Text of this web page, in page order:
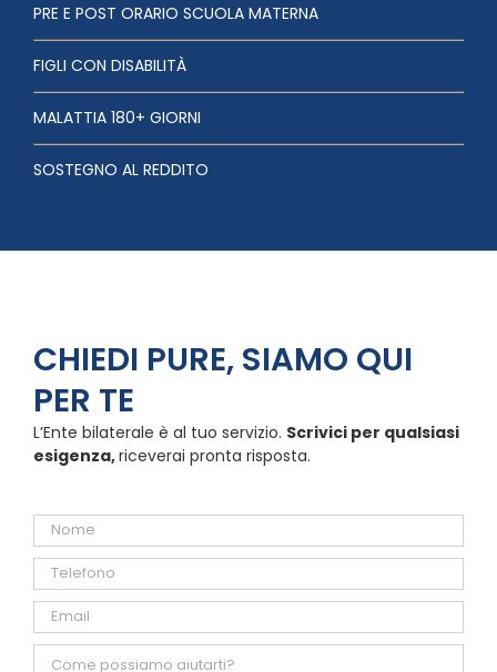
PRE E POST ORARIO SCUOLA MATERNA
FIGLI CON DISABILITÀ
MALATTIA 180+ GIORNI
SOSTEGNO AL REDDITO
CHIEDI PURE, SIAMO QUI
PER TE
L’Ente bilaterale è al tuo servizio. Scrivici per qualsiasi
esigenza,riceverai pronta risposta.